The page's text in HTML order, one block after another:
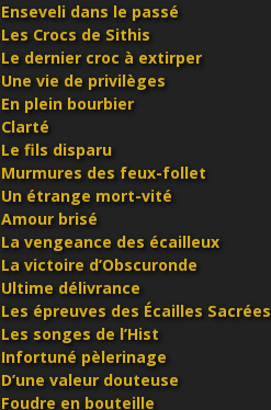
Enseveli dans le passé
Les Crocs de Sithis
Le dernier croc à extirper
Une vie de privilèges
En plein bourbier
Clarté
Le fils disparu
Murmures des feux-follet
Un étrange mort-vité
Amour brisé
La vengeance des écailleux
La victoire d’Obscuronde
Ultime délivrance
Les épreuves des Écailles Sacrées
Les songes de l’Hist
Infortuné pèlerinage
D’une valeur douteuse
Foudre en bouteille